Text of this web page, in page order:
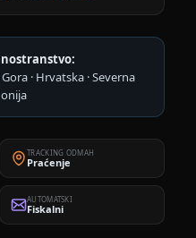
· Hrvatska · Severna
TRACKING ODMAH
Praćenje
AUTOMATSKI
Fiskalni